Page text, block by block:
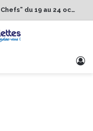
1er Édition de “La Semaine des Chefs” du 19 au 24 octobre 2026